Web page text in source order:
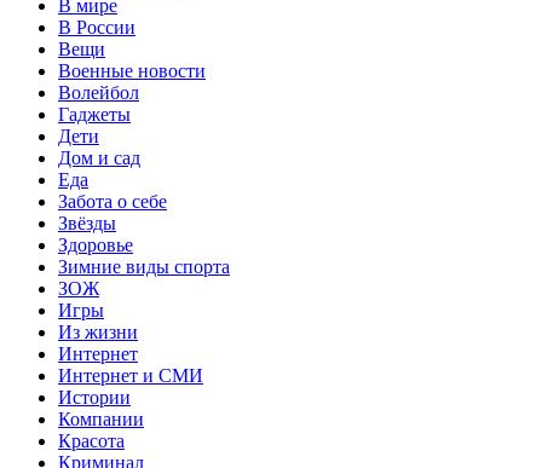
В мире
В России
Вещи
Военные новости
Волейбол
Гаджеты
Дети
Дом и сад
Еда
Забота о себе
Звёзды
Здоровье
Зимние виды спорта
ЗОЖ
Игры
Из жизни
Интернет
Интернет и СМИ
Истории
Компании
Красота
Криминал